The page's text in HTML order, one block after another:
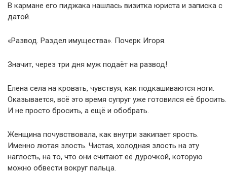
В кармане его пиджака нашлась визитка юриста и записка с
датой.
«Развод. Раздел имущества». Почерк Игоря.
Значит, через три дня муж подаёт на развод!
Елена села на кровать, чувствуя, как подкашиваются ноги.
Оказывается, всё это время супруг уже готовился её бросить.
И не просто бросить, а ещё и обобрать.
Женщина почувствовала, как внутри закипает ярость.
Именно лютая злость. Чистая, холодная злость на эту
наглость, на то, что они считают её дурочкой, которую
можно обвести вокруг пальца.